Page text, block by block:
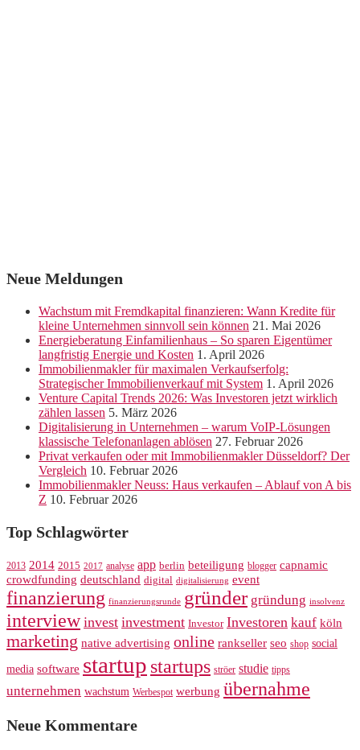
Neue Meldungen
Wachstum mit Fremdkapital finanzieren: Wann Kredite für
kleine Unternehmen sinnvoll sein können 21. Mai 2026
Energieberatung Einfamilienhaus – So sparen Eigentümer
langfristig Energie und Kosten 1. April 2026
Immobilienmakler für maximalen Verkaufserfolg:
Strategischer Immobilienverkauf mit System 1. April 2026
Venture Capital Trends 2026: Was Investoren jetzt wirklich
zählen lassen 5. März 2026
Digitalisierung in Unternehmen – warum VoIP-Lösungen
klassische Telefonanlagen ablösen 27. Februar 2026
Privat verkaufen oder mit Immobilienmakler Düsseldorf? Der
Vergleich 10. Februar 2026
Immobilienmakler Neuss: Haus verkaufen – Ablauf von A bis
Z 10. Februar 2026
Top Schlagwörter
2013 2014 2015 2017 analyse app berlin beteiligung blogger capnamic
crowdfunding deutschland digital digitalisierung event
finanzierung finanzierungsrunde gründer gründung insolvenz
interview invest investment Investor Investoren kauf köln
marketing native advertising online rankseller seo shop social
media software startup startups ströer studie tipps
unternehmen wachstum Werbespot werbung übernahme
Neue Kommentare